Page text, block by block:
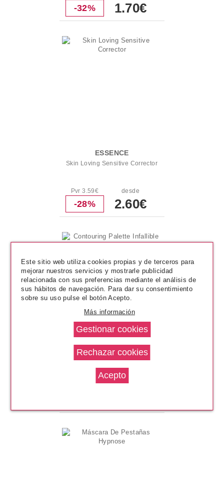
-32% 1.70€
ESSENCE
Skin Loving Sensitive Corrector
Pvr 3.59€
-28%
desde
2.60€
L´OREAL
Contouring Palette Infallible
Sculpt
Este sitio web utiliza cookies propias y de terceros para
mejorar nuestros servicios y mostrarle publicidad
relacionada con sus preferencias mediante el análisis de
sus hábitos de navegación. Para dar su consentimiento
sobre su uso pulse el botón Acepto.
Más información